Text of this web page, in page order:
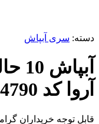
دسته: سری آبپاش
آروا کد 4790